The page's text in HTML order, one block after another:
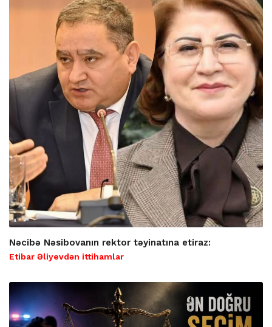
Nəcibə Nəsibovanın rektor təyinatına etiraz:
Etibar Əliyevdən ittihamlar